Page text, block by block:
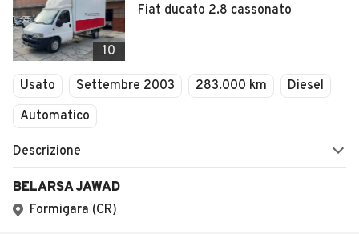
10
Fiat ducato 2.8 cassonato
Usato Settembre 2003 283.000 km
Diesel
Automatico
Descrizione
BELARSA JAWAD
Formigara (CR)